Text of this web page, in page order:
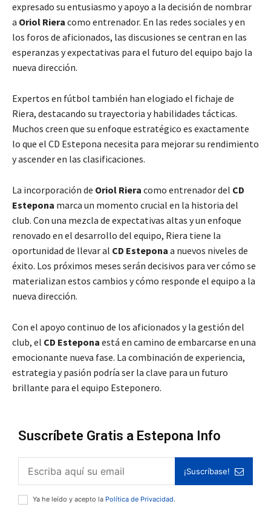
expresado su entusiasmo y apoyo a la decisión de nombrar
a Oriol Riera como entrenador. En las redes sociales y en
los foros de aficionados, las discusiones se centran en las
esperanzas y expectativas para el futuro del equipo bajo la
nueva dirección.
Expertos en fútbol también han elogiado el fichaje de
Riera, destacando su trayectoria y habilidades tácticas.
Muchos creen que su enfoque estratégico es exactamente
lo que el CD Estepona necesita para mejorar su rendimiento
y ascender en las clasificaciones.
La incorporación de Oriol Riera como entrenador del CD
Estepona marca un momento crucial en la historia del
club. Con una mezcla de expectativas altas y un enfoque
renovado en el desarrollo del equipo, Riera tiene la
oportunidad de llevar al CD Estepona a nuevos niveles de
éxito. Los próximos meses serán decisivos para ver cómo se
materializan estos cambios y cómo responde el equipo a la
nueva dirección.
Con el apoyo continuo de los aficionados y la gestión del
club, el CD Estepona está en camino de embarcarse en una
emocionante nueva fase. La combinación de experiencia,
estrategia y pasión podría ser la clave para un futuro
brillante para el equipo Esteponero.
Suscríbete Gratis a Estepona Info
¡Suscríbase!
Ya he leído y acepto la Política de Privacidad.